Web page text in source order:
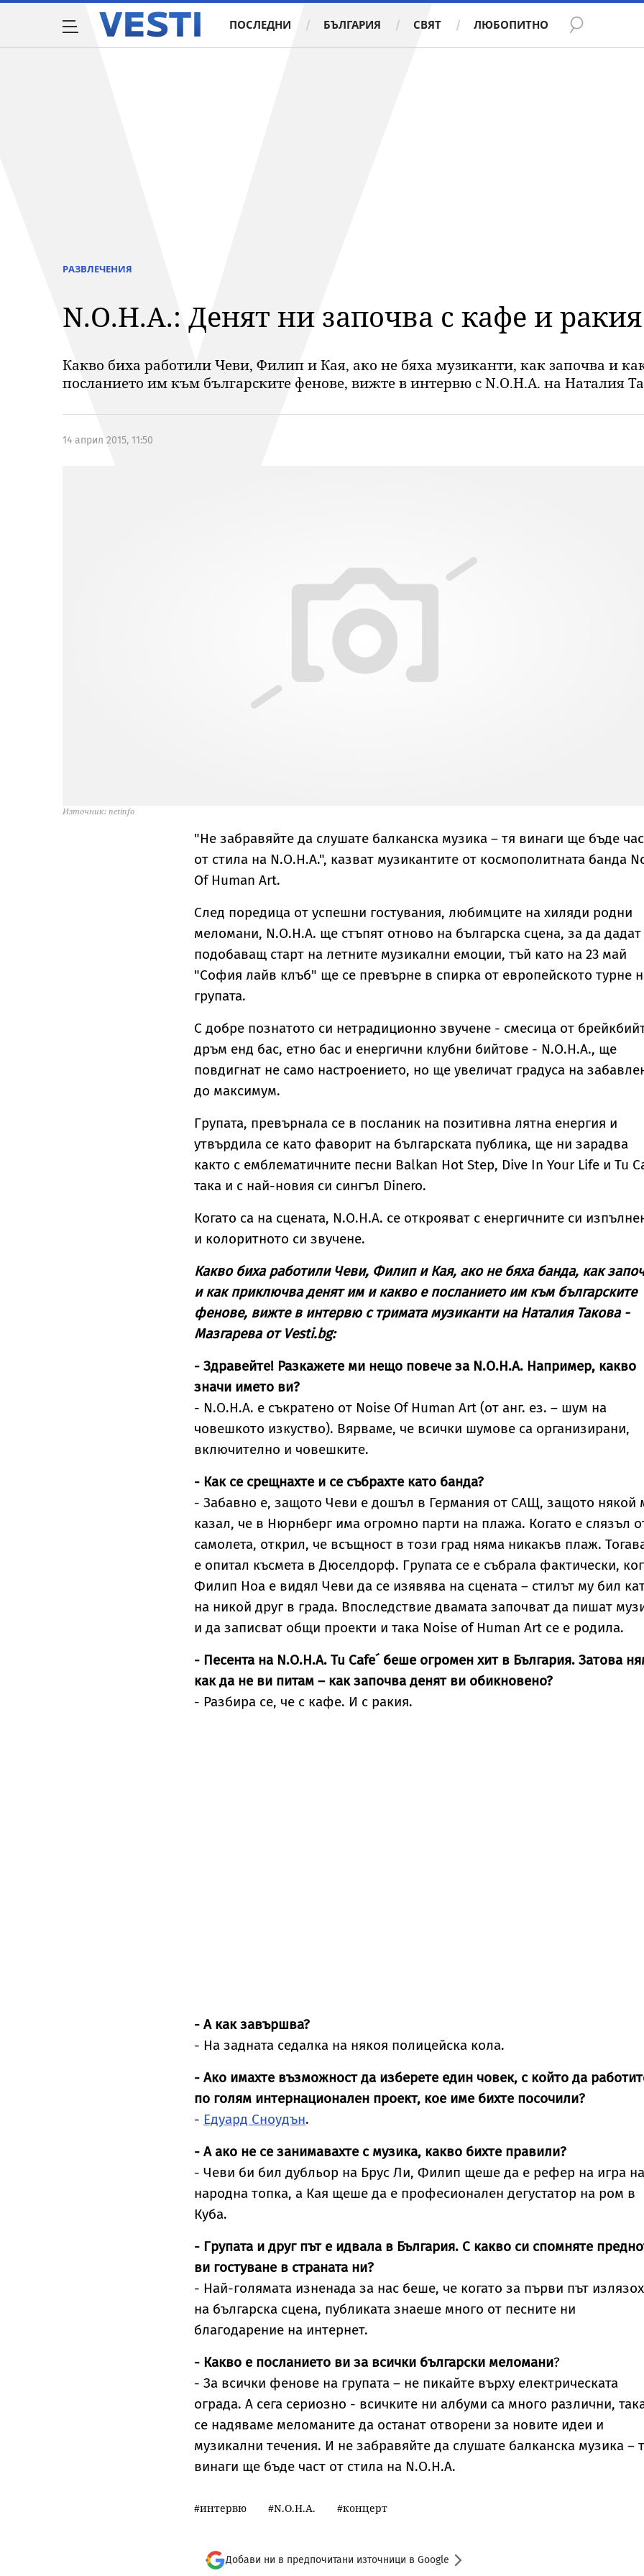
ПОСЛЕДНИ БЪЛГАРИЯ СВЯТ ЛЮБОПИТНО
РАЗВЛЕЧЕНИЯ
N.O.H.A.: Денят ни започва с кафе и ракия
Какво биха работили Чеви, Филип и Кая, ако не бяха музиканти, как започва и
посланието им към българските фенове, вижте в интервю с N.O.H.A. на Наталия
14 април 2015, 11:50
Източник: netinfo
"Не забравяйте да слушате балканска музика – тя винаги ще бъде
от стила на N.O.H.A.", казват музикантите от космополитната банда
Of Human Art.
След поредица от успешни гостувания, любимците на хиляди родни
меломани, N.O.H.A. ще стъпят отново на българска сцена, за да дадат
подобаващ старт на летните музикални емоции, тъй като на 23 май
"София лайв клъб" ще се превърне в спирка oт европейското турне
групата.
С добре познатото си нетрадиционно звучене - смесица от
дръм енд бас, етно бас и енергични клубни бийтове - N.O.H.A., ще
повдигнат не само настроението, но ще увеличат градуса на
до максимум.
Групата, превърнала се в посланик на позитивна лятна енергия и
утвърдила се като фаворит на българската публика, ще ни зарадва
както с емблематичните песни Balkan Hot Step, Dive In Your Life и Tu
така и с най-новия си сингъл Dinero.
Когато са на сцената, N.O.H.A. се открояват с енергичните си
и колоритното си звучене.
Какво биха работили Чеви, Филип и Кая, ако не бяха банда, как
и как приключва денят им и какво е посланието им към българските
фенове, вижте в интервю с тримата музиканти на Наталия Такова -
Мазгарева от Vesti.bg:
- Здравейте! Разкажете ми нещо повече за N.O.H.A. Например, какво
значи името ви?
- N.O.H.A. е съкратено от Noise Of Human Art (от анг. ез. – шум на
човешкото изкуство). Вярваме, че всички шумове са организирани,
включително и човешките.
- Как се срещнахте и се събрахте като банда?
- Забавно е, защото Чеви е дошъл в Германия от САЩ, защото някой
казал, че в Нюрнберг има огромно парти на плажа. Когато е слязъл
самолета, открил, че всъщност в този град няма никакъв плаж.
е опитал късмета в Дюселдорф. Групата се е събрала фактически,
Филип Ноа е видял Чеви да се изявява на сцената – стилът му бил
на никой друг в града. Впоследствие двамата започват да пишат
и да записват общи проекти и така Noise of Human Art се е родила.
- Песента на N.O.H.A. Tu Cafe´ беше огромен хит в България. Затова
как да не ви питам – как започва денят ви обикновено?
- Разбира се, че с кафе. И с ракия.
- А как завършва?
- На задната седалка на някоя полицейска кола.
- Ако имахте възможност да изберете един човек, с който да
по голям интернационален проект, кое име бихте посочили?
- Едуард Сноудън.
- А ако не се занимавахте с музика, какво бихте правили?
- Чеви би бил дубльор на Брус Ли, Филип щеше да е рефер на игра на
народна топка, а Кая щеше да е професионален дегустатор на ром в
Куба.
- Групата и друг път е идвала в България. С какво си спомняте
ви гостуване в страната ни?
- Най-голямата изненада за нас беше, че когато за първи път
на българска сцена, публиката знаеше много от песните ни
благодарение на интернет.
- Какво е посланието ви за всички български меломани?
- За всички фенове на групата – не пикайте върху електрическата
ограда. А сега сериозно - всичките ни албуми са много различни,
се надяваме меломаните да останат отворени за новите идеи и
музикални течения. И не забравяйте да слушате балканска музика –
винаги ще бъде част от стила на N.O.H.A.
интервю N.O.H.A. концерт
Добави ни в предпочитани източници в Google